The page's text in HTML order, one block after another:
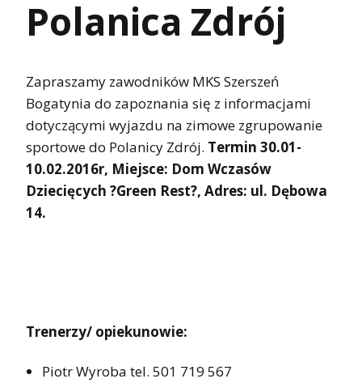
Polanica Zdrój
Zapraszamy zawodników MKS Szerszeń
Bogatynia do zapoznania się z informacjami
dotyczącymi wyjazdu na zimowe zgrupowanie
sportowe do Polanicy Zdrój. Termin 30.01-
10.02.2016r, Miejsce: Dom Wczasów
Dziecięcych ?Green Rest?, Adres: ul. Dębowa
14.
Trenerzy/ opiekunowie:
Piotr Wyroba tel. 501 719 567